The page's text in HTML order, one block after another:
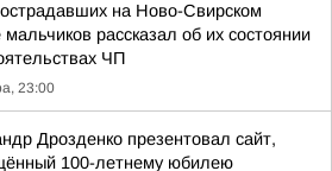
на Ново-Свирском
мальчиков рассказал об их состоянии
ЧП
23:00
Дрозденко презентовал сайт,
100-летнему юбилею